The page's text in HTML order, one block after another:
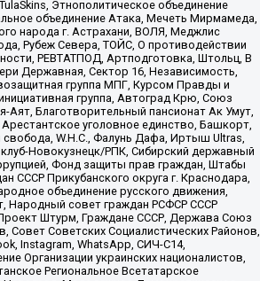
Этнополитическое объединение
объединение Атака, Мечеть Мирмамеда,
народа г. Астрахани, ВОЛЯ, Меджлис
Рубеж Севера, ТОЙС, О противодействии
РЕВТАТПОД, Артподготовка, Штольц, В
Державная, Сектор 16, Независимость,
группа МПГ, Курсом Правды и
группа, Автоград Крю, Союз
Аят, Благотворительный пансионат Ак Умут,
Арестантское уголовное единство, Башкорт,
свобода, W.H.С., Фалунь Дафа, Иртыш Ultras,
Новокузнецк/РПК, Сибирский державный
Фонд защиты прав граждан, Штабы
СССР Прикубанского округа г. Краснодара,
объединение русского движения,
Народный совет граждан РСФСР СССР
Штурм, Граждане СССР, Держава Союз
Совет Советских Социалистических Районов,
Instagram, WhatsApp, СИЧ-С14,
Организации украинских националистов,
Региональное Всетатарское